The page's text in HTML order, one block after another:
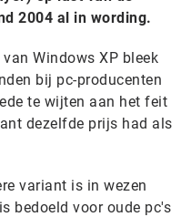
2004 al in wording.
Windows XP bleek
bij pc-producenten
te wijten aan het feit
dezelfde prijs had als
variant is in wezen
bedoeld voor oude pc's